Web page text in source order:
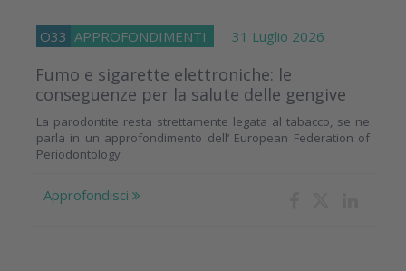
O33 APPROFONDIMENTI 31 Luglio 2026
Fumo e sigarette elettroniche: le
conseguenze per la salute delle gengive
La parodontite resta strettamente legata al tabacco, se ne
parla in un approfondimento dell’ European Federation of
Periodontology
Approfondisci